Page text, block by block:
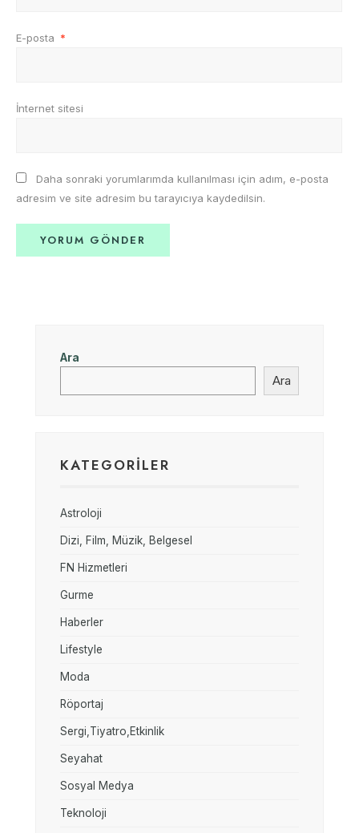
E-posta *
İnternet sitesi
Daha sonraki yorumlarımda kullanılması için adım, e-posta
adresim ve site adresim bu tarayıcıya kaydedilsin.
Ara
Ara
KATEGORILER
Astroloji
Dizi, Film, Müzik, Belgesel
FN Hizmetleri
Gurme
Haberler
Lifestyle
Moda
Röportaj
Sergi,Tiyatro,Etkinlik
Seyahat
Sosyal Medya
Teknoloji